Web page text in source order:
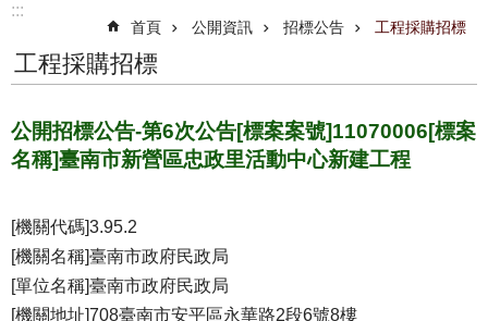
:::
首頁 公開資訊 招標公告 工程採購招標
工程採購招標
公開招標公告-第6次公告[標案案號]11070006[標案
名稱]臺南市新營區忠政里活動中心新建工程
[機關代碼]3.95.2
[機關名稱]臺南市政府民政局
[單位名稱]臺南市政府民政局
[機關地址]708臺南市安平區永華路2段6號8樓